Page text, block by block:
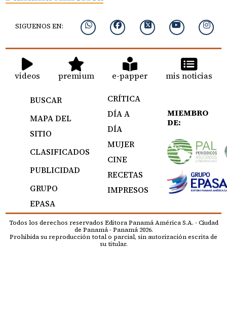
SIGUENOS EN:
videos premium e-papper mis noticias
BUSCAR
MAPA DEL
SITIO
CLASIFICADOS
PUBLICIDAD
GRUPO
EPASA
CRÍTICA
DÍA A
DÍA
MUJER
CINE
RECETAS
IMPRESOS
MIEMBRO
DE:
Todos los derechos reservados Editora Panamá América S.A. - Ciudad
de Panamá - Panamá 2026.
Prohibida su reproducción total o parcial, sin autorización escrita de
su titular.